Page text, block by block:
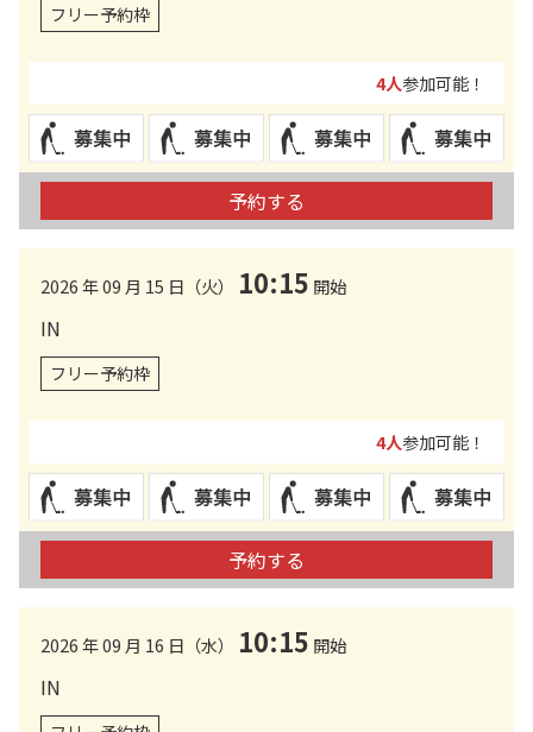
フリー予約枠
4人参加可能！
予約する
2026 年 09 月 15 日（火） 10:15 開始
IN
フリー予約枠
4人参加可能！
予約する
2026 年 09 月 16 日（水） 10:15 開始
IN